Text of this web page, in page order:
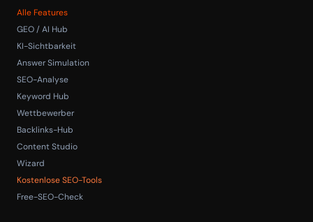
Alle Features
GEO / AI Hub
KI-Sichtbarkeit
Answer Simulation
SEO-Analyse
Keyword Hub
Wettbewerber
Backlinks-Hub
Content Studio
Wizard
Kostenlose SEO-Tools
Free-SEO-Check